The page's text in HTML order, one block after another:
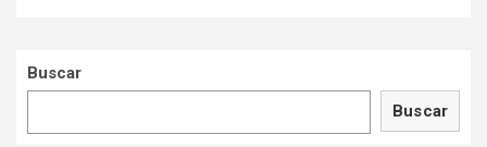
Buscar
Buscar